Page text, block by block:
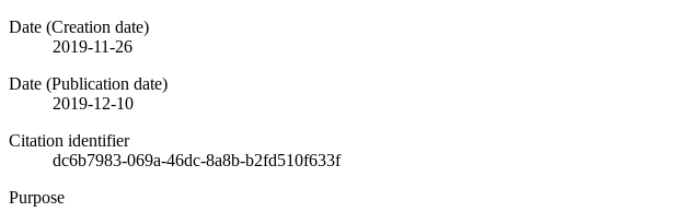
Date (Creation date)
2019-11-26
Date (Publication date)
2019-12-10
Citation identifier
dc6b7983-069a-46dc-8a8b-b2fd510f633f
Purpose